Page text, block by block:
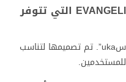
ما هي أبرز الشخصيات من EVANGELION التي تتوفر
اللعبة تضم شخصيات مثل “شينجي” و”أسuka”. تم تصميمها لتناسب
للمستخدمين.